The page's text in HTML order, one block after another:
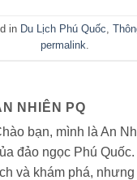
in Du Lịch Phú Quốc
permalink
NHIÊN PQ
bạn, mình là An
đảo ngọc Phú
và khám phá,